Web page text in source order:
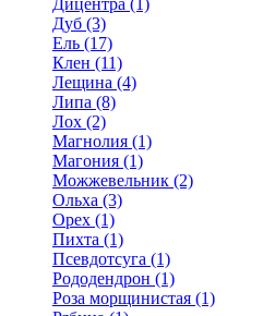
Дицентра (1)
Дуб (3)
Ель (17)
Клен (11)
Лещина (4)
Липа (8)
Лох (2)
Магнолия (1)
Магония (1)
Можжевельник (2)
Ольха (3)
Орех (1)
Пихта (1)
Псевдотсуга (1)
Рододендрон (1)
Роза морщинистая (1)